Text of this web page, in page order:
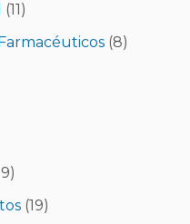
(11)
(8)
(19)